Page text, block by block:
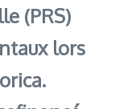
(PRS)
lors